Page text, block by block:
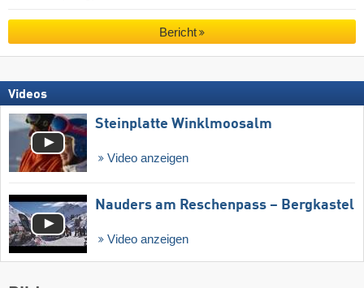
Bericht
Videos
Steinplatte Winklmoosalm
Video anzeigen
Nauders am Reschenpass – Bergkastel
Video anzeigen